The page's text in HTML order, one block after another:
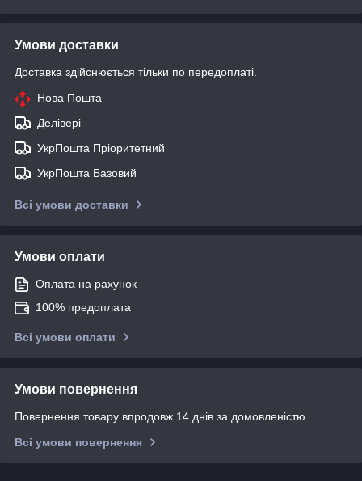
Умови доставки
Доставка здійснюється тільки по передоплаті.
Нова Пошта
Делівері
УкрПошта Пріоритетний
УкрПошта Базовий
Всі умови доставки
Умови оплати
Оплата на рахунок
100% предоплата
Всі умови оплати
Умови повернення
Повернення товару впродовж 14 днів за домовленістю
Всі умови повернення